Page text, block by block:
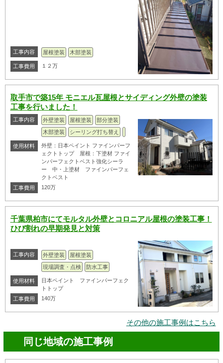
工事内容 屋根塗装 木部塗装
工事費用 １２万
取手市で築15年 モニエル瓦屋根とサイディング外壁の塗装
工事を行いました！
工事内容 外壁塗装 屋根塗装
部分塗装
木部塗装
シーリング打ち替え
使用材料
外壁：日本ペイント ファインパーフ
ェクトトップ 屋根：下塗材 ファイ
ンパーフェクトベスト強化シーラ
ー 中・上塗材 ファインパーフェ
クトベスト
工事費用
120万
千葉県柏市にてモルタル外壁とコロニアル屋根の塗装工事！
ひび割れの早期発見と対策
工事内容 外壁塗装
屋根塗装
現場調査・点検
防水工事
使用材料
日本ペイント ファインパーフェク
トトップ
工事費用
140万
その他の施工事例はこちら
同じ地域の施工事例